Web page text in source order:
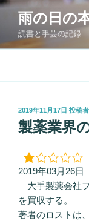
コ
ン
へ
雨の日の
読書と手芸の記録
投
稿
日:
2019年11月17日 投稿
製薬業界
2019年03月26
大手製薬会社
を買収する。
著者のロストは